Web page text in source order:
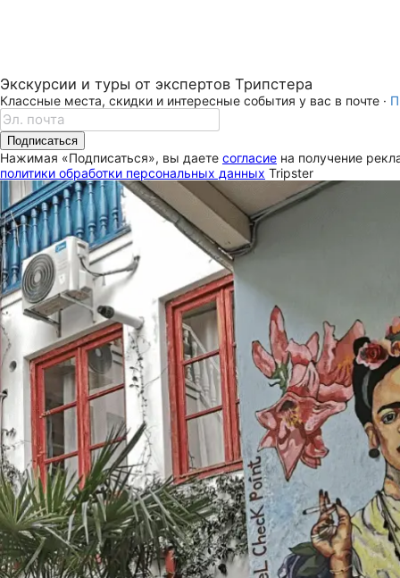
Экскурсии и туры от экспертов Трипстера
Классные места, скидки и интересные события у вас в почте ·
Подписаться
Нажимая «Подписаться», вы даете согласие на получение
политики обработки персональных данных Tripster